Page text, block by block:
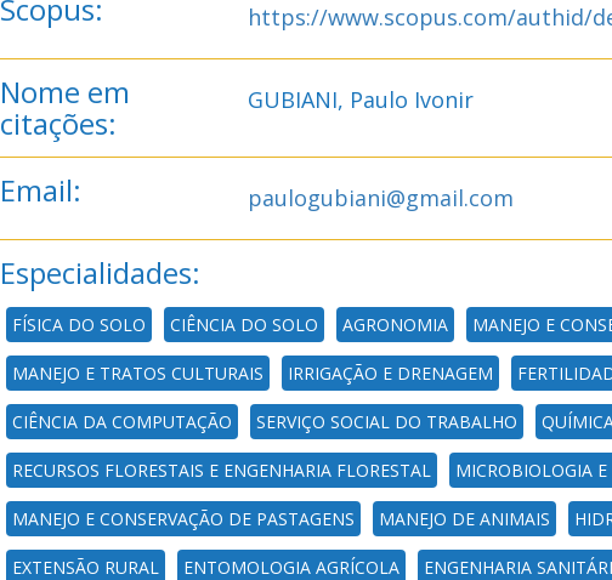
Scopus: https://www.scopus.com/authid/
Nome em
citações:
GUBIANI, Paulo Ivonir
Email: paulogubiani@gmail.com
Especialidades:
FÍSICA DO SOLO CIÊNCIA DO SOLO AGRONOMIA MANEJO E
MANEJO E TRATOS CULTURAIS IRRIGAÇÃO E DRENAGEM
CIÊNCIA DA COMPUTAÇÃO SERVIÇO SOCIAL DO TRABALHO
RECURSOS FLORESTAIS E ENGENHARIA FLORESTAL MICROBIOLOGIA
MANEJO E CONSERVAÇÃO DE PASTAGENS MANEJO DE ANIMAIS
EXTENSÃO RURAL ENTOMOLOGIA AGRÍCOLA ENGENHARIA